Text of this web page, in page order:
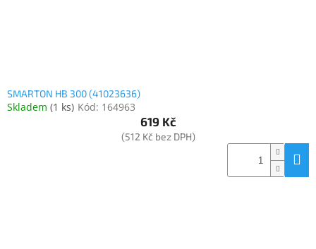
SMARTON HB 300 (41023636)
Skladem (1 ks) Kód: 164963
619 Kč
(512 Kč bez DPH)